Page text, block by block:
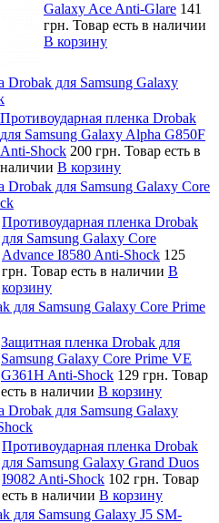
Galaxy Ace Anti-Glare 141
грн. Товар есть в наличии
В корзину
Drobak для Samsung Galaxy
Противоударная пленка Drobak
для Samsung Galaxy Alpha G850F
Anti-Shock 200 грн. Товар есть в
наличии В корзину
Drobak для Samsung Galaxy Core
Противоударная пленка Drobak
для Samsung Galaxy Core
Advance I8580 Anti-Shock 125
грн. Товар есть в наличии В
корзину
для Samsung Galaxy Core Prime
Защитная пленка Drobak для
Samsung Galaxy Core Prime VE
G361H Anti-Shock 129 грн. Товар
есть в наличии В корзину
Drobak для Samsung Galaxy
Противоударная пленка Drobak
для Samsung Galaxy Grand Duos
I9082 Anti-Shock 102 грн. Товар
есть в наличии В корзину
для Samsung Galaxy J5 SM-